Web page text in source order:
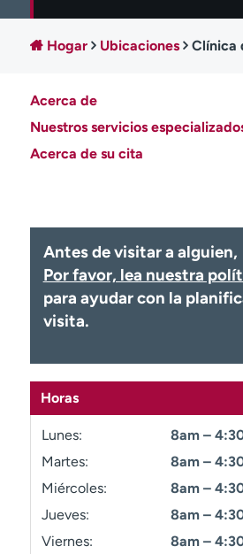
Dar
Acerca de UCHealth
Ready. Set. CO.
Contáctenos
Hogar Ubicaciones Clínica de Diagnóstico Prenatal y Genética de UCHealth - Pabellón de
Acerca de
Nuestros servicios
Acerca de su cita
Antes de visitar a alguien,
Por favor, lea nuestra
para ayudar con la
visita.
Horas
Lunes:
8am –
Martes:
8am –
Miércoles:
8am –
Jueves:
8am –
Viernes:
8am –